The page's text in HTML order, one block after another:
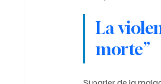
La
morte”